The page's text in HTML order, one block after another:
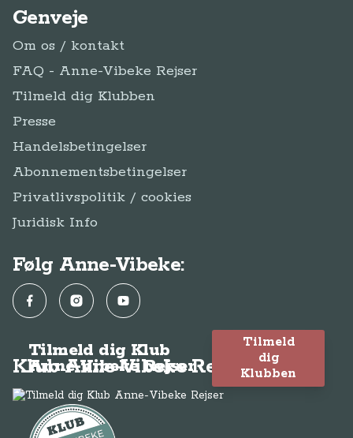
Genveje
Om os / kontakt
FAQ - Anne-Vibeke Rejser
Tilmeld dig Klubben
Presse
Handelsbetingelser
Abonnementsbetingelser
Privatlivspolitik / cookies
Juridisk Info
Følg Anne-Vibeke:
FacebookInstagramYouTube
Klub Anne-Vibeke Rejser
Tilmeld dig Klub
Anne-Vibeke Rejser
Tilmeld
dig
Klubben